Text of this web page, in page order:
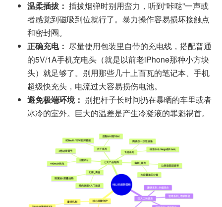
温柔插拔： 插拔烟弹时别用蛮力，听到“咔哒”一声或
者感觉到磁吸到位就行了。暴力操作容易损坏接触点
和密封圈。
正确充电： 尽量使用包装里自带的充电线，搭配普通
的5V/1A手机充电头（就是以前老iPhone那种小方块
头）就足够了。别用那些几十上百瓦的笔记本、手机
超级快充头，电流过大容易损伤电池。
避免极端环境： 别把杆子长时间扔在暴晒的车里或者
冰冷的室外。巨大的温差是产生冷凝液的罪魁祸首。